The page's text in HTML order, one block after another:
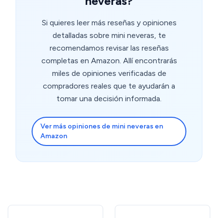
quiero. Enfría bastante, pero no para que se mantengan
con cubitos de hielo. Las pareces exteriores se
calentaban mucho, lo puse en un sitio bien ventilado y
que no tocara otro mueble, pero ahora no están tan
calientes, no sé si será eso, pero creo que si está más
lleno, no se calienta tanto. Por ahora, una buena
Si quieres leer más reseñas y opiniones
detalladas sobre mini neveras, te
recomendamos revisar las reseñas
completas en Amazon. Allí encontrarás
miles de opiniones verificadas de
compradores reales que te ayudarán a
tomar una decisión informada.
Ver más opiniones de mini neveras en
Amazon